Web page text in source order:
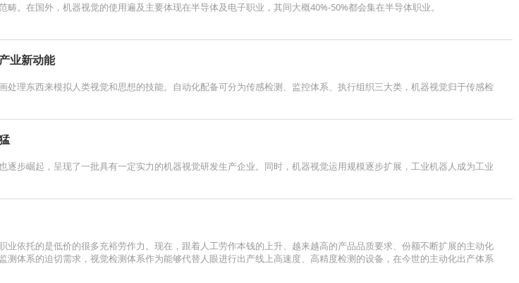
。在国外，机器视觉的使用遍及主要体现在半导体及电子职业，其间大概40%-50%都会集在半导体职业。
业新动能
处理东西来模拟人类视觉和思想的技能。自动化配备可分为传感检测、监控体系、执行组织三大类，机器视觉归于传感检
逐步崛起，呈现了一批具有一定实力的机器视觉研发生产企业。同时，机器视觉运用规模逐步扩展，工业机器人成为工业
业依托的是低价的很多充裕劳作力。现在，跟着人工劳作本钱的上升、越来越高的产品品质要求、份额不断扩展的主动化
测体系的迫切需求，视觉检测​体系作为能够代替人眼进行出产线上高速度、高精度检测的设备，在今世的主动化出产体系